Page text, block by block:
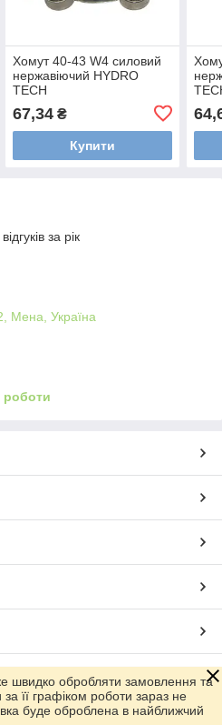
Хомут 40-43 W4 силовий
нержавіючий HYDRO
TECH
67,34₴
Купити
за рік
Мена, Україна
роботи
Prom.ua
швидко обробляти замовлення та
за її графіком роботи зараз не
буде оброблена в найближчий